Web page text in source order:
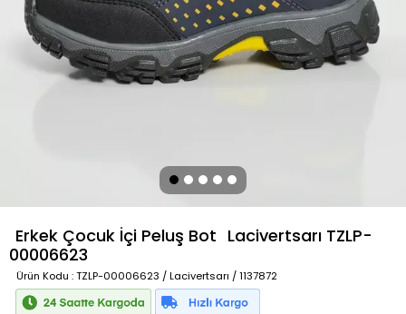
Erkek Çocuk İçi Peluş Bot Lacivertsarı TZLP-
00006623
Ürün Kodu : TZLP-00006623 / Lacivertsarı / 1137872